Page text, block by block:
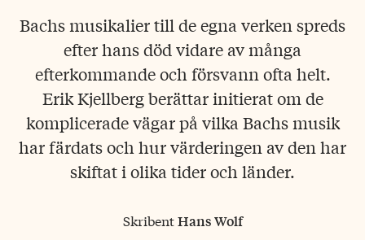
Bachs musikalier till de egna verken spreds
efter hans död vidare av många
efterkommande och försvann ofta helt.
Erik Kjellberg berättar initierat om de
komplicerade vägar på vilka Bachs musik
har färdats och hur värderingen av den har
skiftat i olika tider och länder.
SkribentHans Wolf